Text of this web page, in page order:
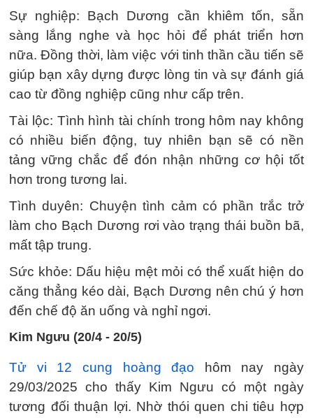
Sự nghiệp: Bạch Dương cần khiêm tốn, sẵn
sàng lắng nghe và học hỏi để phát triển hơn
nữa. Đồng thời, làm việc với tinh thần cầu tiến sẽ
giúp bạn xây dựng được lòng tin và sự đánh giá
cao từ đồng nghiệp cũng như cấp trên.
Tài lộc: Tình hình tài chính trong hôm nay không
có nhiều biến động, tuy nhiên bạn sẽ có nền
tảng vững chắc để đón nhận những cơ hội tốt
hơn trong tương lai.
Tình duyên: Chuyện tình cảm có phần trắc trở
làm cho Bạch Dương rơi vào trạng thái buồn bã,
mất tập trung.
Sức khỏe: Dấu hiệu mệt mỏi có thể xuất hiện do
căng thẳng kéo dài, Bạch Dương nên chú ý hơn
đến chế độ ăn uống và nghỉ ngơi.
Kim Ngưu (20/4 - 20/5)
Tử vi 12 cung hoàng đạo hôm nay ngày
29/03/2025 cho thấy Kim Ngưu có một ngày
tương đối thuận lợi. Nhờ thói quen chi tiêu hợp